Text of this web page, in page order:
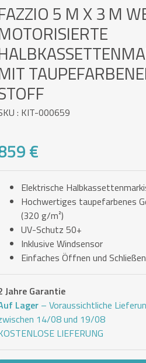
5 M X 3 M
H
: KIT-000659
€
Elektrische
Hochwertiges taupefarbenes
(320 g/m²)
UV-Schutz 50+
Inklusive Windsensor
Einfaches Öffnen und Schließen
Jahre Garantie
Lager – Voraussichtliche
14/08 und 19/08
LIEFERUNG